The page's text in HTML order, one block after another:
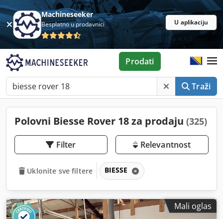
Machineseeker
Besplatno u prodavnici U aplikaciju
Traži
Prodati
Polovni Biesse Rover 18 za prodaju (325)
Filter Relevantnost
Uklonite sve filtere BIESSE
Mali oglas